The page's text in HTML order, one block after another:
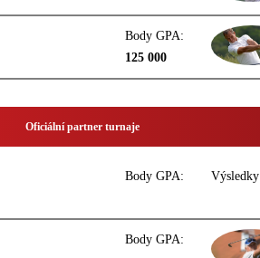
Body GPA:
125 000
Oficiální partner turnaje
Body GPA: Výsledky
Body GPA: